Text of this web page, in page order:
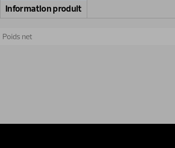
Information produit
Poids net